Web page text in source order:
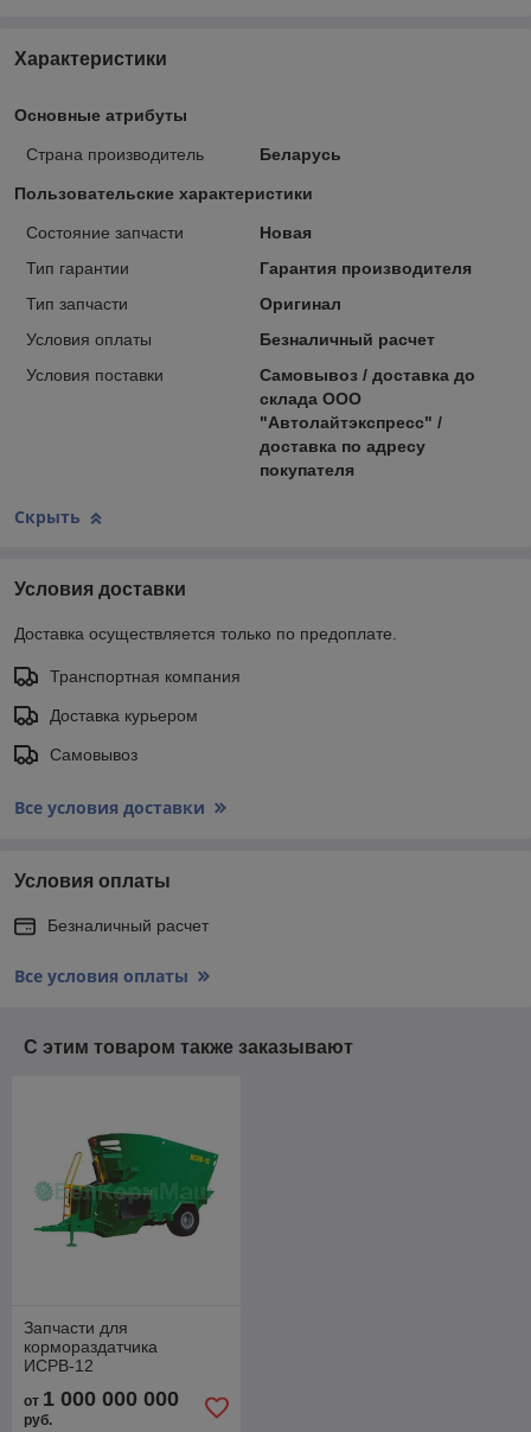
Характеристики
Основные атрибуты
Страна производитель Беларусь
Пользовательские характеристики
Состояние запчасти
Новая
Тип гарантии
Гарантия производителя
Тип запчасти
Оригинал
Условия оплаты
Безналичный расчет
Условия поставки
Самовывоз / доставка до
склада ООО
"Автолайтэкспресс" /
доставка по адресу
покупателя
Скрыть
Условия доставки
Доставка осуществляется только по предоплате.
Транспортная компания
Доставка курьером
Самовывоз
Все условия доставки
Условия оплаты
Безналичный расчет
Все условия оплаты
С этим товаром также заказывают
Запчасти для
кормораздатчика
ИСРВ-12
от 1 000 000 000
руб.